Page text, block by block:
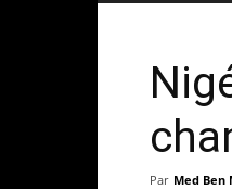
Par Med Ben